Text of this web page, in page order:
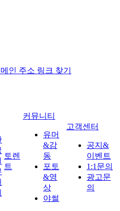
토렌
트
커뮤니티
유머
&감
동
포토
&영
상
야썰
고객센터
공지&
이벤트
1:1문의
광고문
의